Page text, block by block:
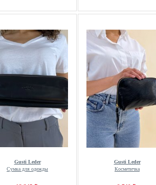
Gusti Leder
Сумка для одежды
Gusti Leder
Косметичка